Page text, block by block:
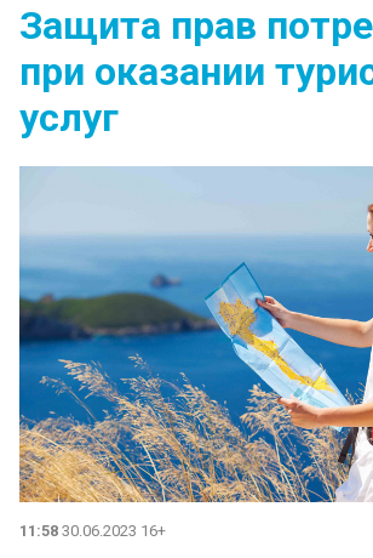
Защита прав
при оказании
услуг
11:58 30.06.2023 16+